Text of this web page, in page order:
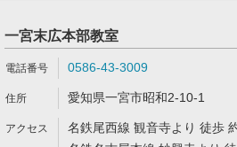
一宮末広本部教室
0586-43-3009
愛知県一宮市昭和2-10-1
名鉄尾西線 観音寺より 徒歩